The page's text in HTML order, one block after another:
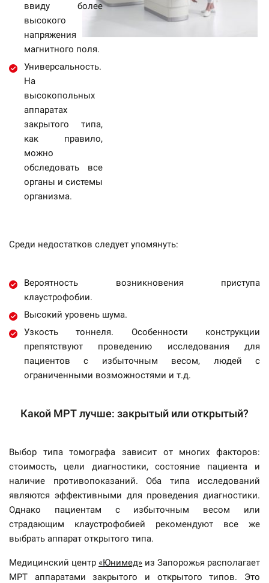
ввиду более
высокого
напряжения
магнитного поля.
Универсальность.
На
высокопольных
аппаратах
закрытого типа,
как правило,
можно
обследовать все
органы и системы
организма.
Среди недостатков следует упомянуть:
Вероятность возникновения приступа
клаустрофобии.
Высокий уровень шума.
Узкость тоннеля. Особенности конструкции
препятствуют проведению исследования для
пациентов с избыточным весом, людей с
ограниченными возможностями и т.д.
Какой МРТ лучше: закрытый или открытый?
Выбор типа томографа зависит от многих факторов:
стоимость, цели диагностики, состояние пациента и
наличие противопоказаний. Оба типа исследований
являются эффективными для проведения диагностики.
Однако пациентам с избыточным весом или
страдающим клаустрофобией рекомендуют все же
выбрать аппарат открытого типа.
Медицинский центр «Юнимед» из Запорожья располагает
МРТ аппаратами закрытого и открытого типов. Это